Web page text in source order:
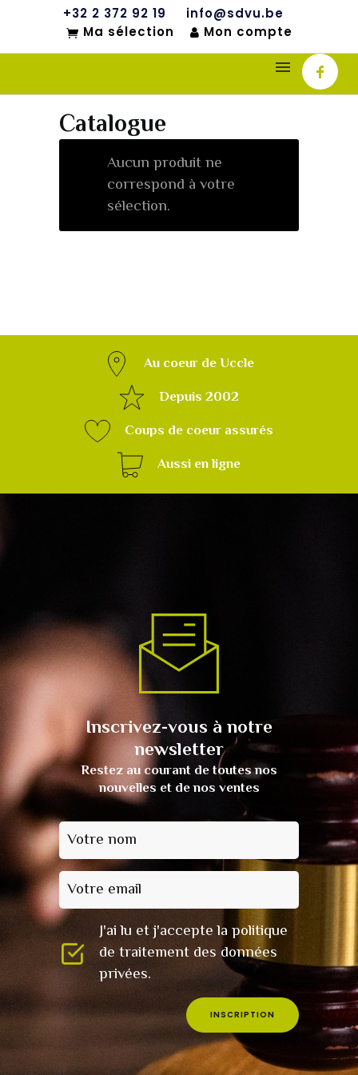
+32 2 372 92 19
info@sdvu.be
Ma sélection
Mon compte
Catalogue
Aucun produit ne
correspond à votre
sélection.
Au coeur de Uccle
Depuis 2002
Coups de coeur assurés
Aussi en ligne
Inscrivez-vous à notre
newsletter
Restez au courant de toutes nos
nouvelles et de nos ventes
Votre nom
Votre email
J'ai lu et j'accepte la politique
de traitement des données
privées.
INSCRIPTION